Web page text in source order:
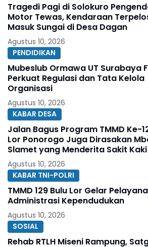
Tragedi Pagi di Solokuro
Motor Tewas, Kendaraan
Masuk Sungai di Desa Dagan
Agustus 10, 2026
PENDIDIKAN
Mubeslub Ormawa UT Surabaya
Perkuat Regulasi dan Tata Kelola
Organisasi
Agustus 10, 2026
KABAR DESA
Jalan Bagus Program TMMD Ke-
Lor Ponorogo Juga Dirasakan
Slamet yang Menderita Sakit Kaki
Agustus 10, 2026
KABAR TNI-POLRI
TMMD 129 Bulu Lor Gelar
Administrasi Kependudukan
Agustus 10, 2026
SOSIAL
Rehab RTLH Miseni Rampung,